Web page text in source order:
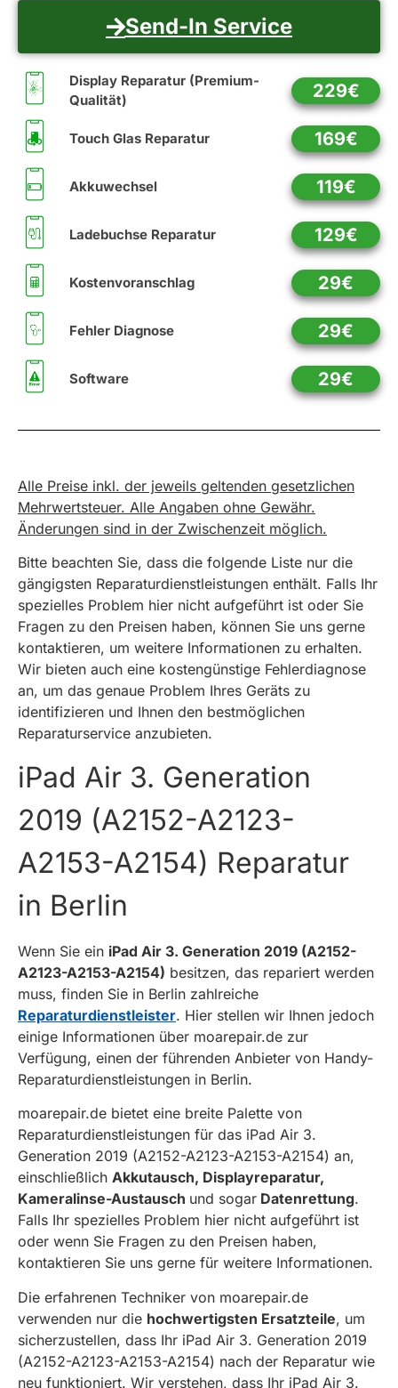
Send-In Service
Display Reparatur (Premium-
Qualität)
229€
Touch Glas Reparatur 169€
Akkuwechsel 119€
Ladebuchse Reparatur 129€
Kostenvoranschlag 29€
Fehler Diagnose 29€
Software 29€
Alle Preise inkl. der jeweils geltenden gesetzlichen
Mehrwertsteuer. Alle Angaben ohne Gewähr.
Änderungen sind in der Zwischenzeit möglich.
Bitte beachten Sie, dass die folgende Liste nur die
gängigsten Reparaturdienstleistungen enthält. Falls Ihr
spezielles Problem hier nicht aufgeführt ist oder Sie
Fragen zu den Preisen haben, können Sie uns gerne
kontaktieren, um weitere Informationen zu erhalten.
Wir bieten auch eine kostengünstige Fehlerdiagnose
an, um das genaue Problem Ihres Geräts zu
identifizieren und Ihnen den bestmöglichen
Reparaturservice anzubieten.
iPad Air 3. Generation
2019 (A2152-A2123-
A2153-A2154) Reparatur
in Berlin
Wenn Sie ein iPad Air 3. Generation 2019 (A2152-
A2123-A2153-A2154) besitzen, das repariert werden
muss, finden Sie in Berlin zahlreiche
Reparaturdienstleister. Hier stellen wir Ihnen jedoch
einige Informationen über moarepair.de zur
Verfügung, einen der führenden Anbieter von Handy-
Reparaturdienstleistungen in Berlin.
moarepair.de bietet eine breite Palette von
Reparaturdienstleistungen für das iPad Air 3.
Generation 2019 (A2152-A2123-A2153-A2154) an,
einschließlich Akkutausch, Displayreparatur,
Kameralinse-Austausch und sogar Datenrettung.
Falls Ihr spezielles Problem hier nicht aufgeführt ist
oder wenn Sie Fragen zu den Preisen haben,
kontaktieren Sie uns gerne für weitere Informationen.
Die erfahrenen Techniker von moarepair.de
verwenden nur die hochwertigsten Ersatzteile, um
sicherzustellen, dass Ihr iPad Air 3. Generation 2019
(A2152-A2123-A2153-A2154) nach der Reparatur wie
neu funktioniert. Wir verstehen, dass Ihr iPad Air 3.